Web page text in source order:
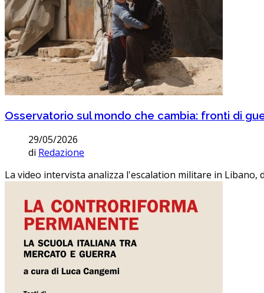
Osservatorio sul mondo che cambia: fronti di
29/05/2026
di Redazione
La video intervista analizza l'escalation militare in